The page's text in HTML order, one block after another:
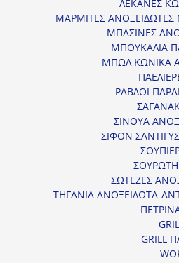
ΛΕΚΑΝΕΣ
ΜΑΡΜΙΤΕΣ ΑΝΟΞΕΙΔΩΤΕΣ
ΜΠΑΣΙΝΕΣ
ΜΠΟΥΚΑΛΙΑ
ΜΠΩΛ ΚΩΝΙΚΑ
ΡΑΒΔΟΙ
ΣΙΝΟΥΑ
ΣΙΦΟΝ
ΣΩΤΕΖΕΣ
ΤΗΓΑΝΙΑ ΑΝΟΞΕΙΔΩΤΑ-
GRILL